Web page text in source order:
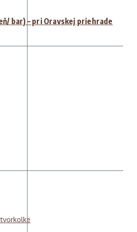
bar) – pri Oravskej priehrade